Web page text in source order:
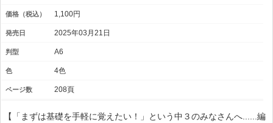
価格（税込） 1,100円
発売日 2025年03月21日
判型 A6
色 4色
ページ数 208頁
【「まずは基礎を手軽に覚えたい！」という中３のみなさんへ......編